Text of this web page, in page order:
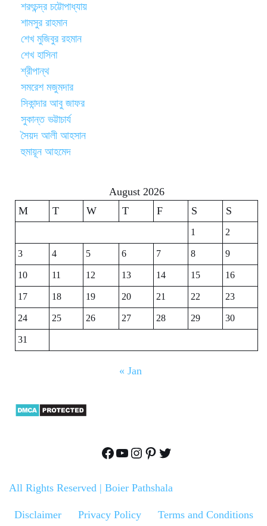
শরৎচন্দ্র চট্টোপাধ্যায়
শামসুর রাহমান
শেখ মুজিবুর রহমান
শেখ হাসিনা
শ্রীপান্থ
সমরেশ মজুমদার
সিকান্দার আবু জাফর
সুকান্ত ভট্টাচার্য
সৈয়দ আলী আহসান
হুমায়ূন আহমেদ
August 2026
M
T W T F S S
1
2
3
4 5 6 7 8
9
10
11 12 13 14 15
16
17
18 19 20 21 22
23
24
25 26 27 28 29
30
31
« Jan
All Rights Reserved | Boier Pathshala
Disclaimer Privacy Policy Terms and Conditions